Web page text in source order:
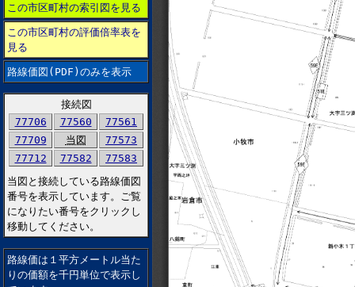
この市区町村の索引図を見る
この市区町村の評価倍率表を
見る
路線価図(PDF)のみを表示
接続図
77706
77560
77561
77709
当図
77573
77712
77582
77583
当図と接続している路線価図
番号を表示しています。ご覧
になりたい番号をクリックし
移動してください。
路線価は１平方メートル当た
りの価額を千円単位で表示し